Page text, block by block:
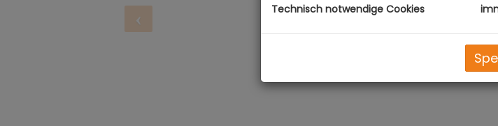
Technisch notwendige Cookies